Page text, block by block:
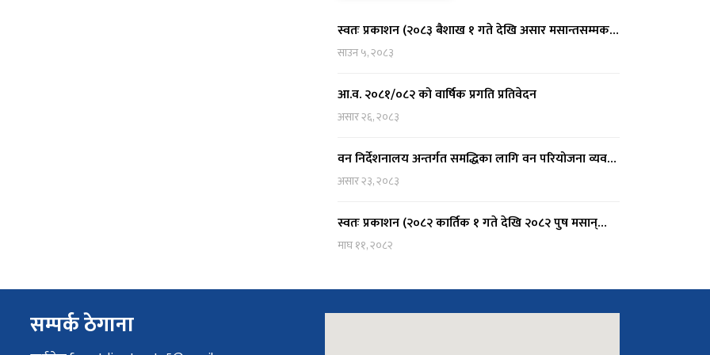
स्वतः प्रकाशन (२०८३ बैशाख १ गते देखि असार मसान्तसम्मक…
साउन ५, २०८३
आ.व. २०८१/०८२ को वार्षिक प्रगति प्रतिवेदन
असार २६, २०८३
वन निर्देशनालय अन्तर्गत समद्धिका लागि वन परियोजना व्यव…
असार २३, २०८३
स्वतः प्रकाशन (२०८२ कार्तिक १ गते देखि २०८२ पुष मसान्…
माघ ११, २०८२
सम्पर्क ठेगाना